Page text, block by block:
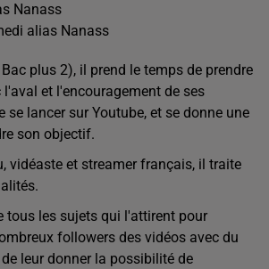
Nanass
alias Nanass
plus 2), il prend le temps de prendre
l'aval et l'encouragement de ses
se lancer sur Youtube, et se donne une
son objectif.
vidéaste et streamer français, il traite
tous les sujets qui l'attirent pour
followers des vidéos avec du
leur donner la possibilité de